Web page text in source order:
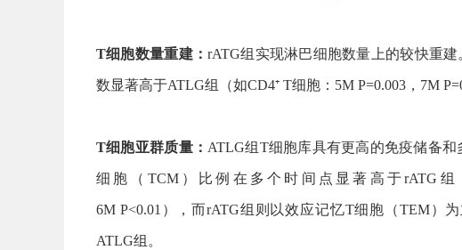
T细胞数量重建：rATG组实现淋巴细胞数量上的较快重建
数显著高于ATLG组（如CD4⁺ T细胞：5M P=0.003，7M
T细胞亚群质量： ATLG组T细胞库具有更高的免疫储备
细胞（TCM）比例在多个时间点显著高于rATG组（
6M P<0.01），而rATG组则以效应记忆T细胞（TEM）
ATLG组。